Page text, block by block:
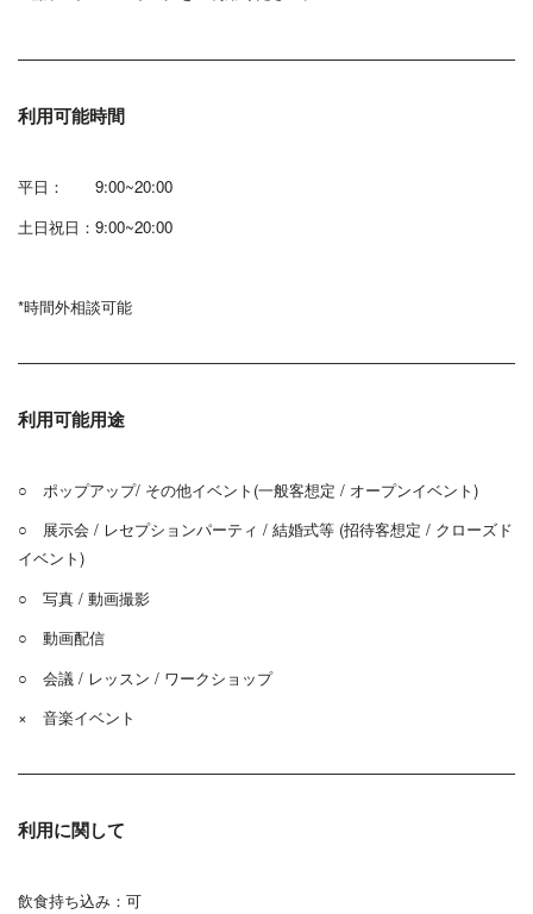
利用可能時間
平日： 9:00~20:00
土日祝日：9:00~20:00
*時間外相談可能
利用可能用途
○ ポップアップ/ その他イベント(一般客想定 / オープンイベント)
○ 展示会 / レセプションパーティ / 結婚式等 (招待客想定 / クローズド
イベント)
○ 写真 / 動画撮影
○ 動画配信
○ 会議 / レッスン / ワークショップ
×
音楽イベント
利用に関して
飲食持ち込み：可